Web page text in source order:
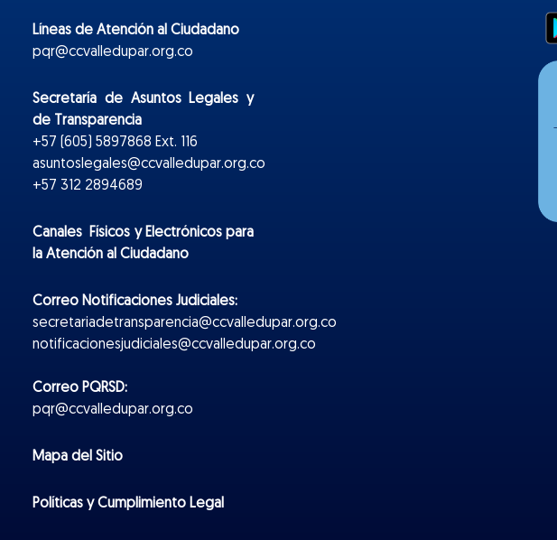
Líneas de Atención al Ciudadano
pqr@ccvalledupar.org.co
Secretaría de Asuntos Legales y
de Transparencia
+57 (605) 5897868 Ext. 116
asuntoslegales@ccvalledupar.org.co
+57 312 2894689
Canales Físicos yElectrónicospara
la Atención al Ciudadano
Correo Notificaciones Judiciales:
secretariadetransparencia@ccvalledupar.org.co
notificacionesjudiciales@ccvalledupar.org.co
Correo PQRSD:
pqr@ccvalledupar.org.co
Mapa del Sitio
Políticas y Cumplimiento Legal